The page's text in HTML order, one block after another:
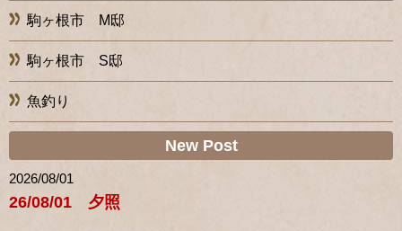
駒ヶ根市 M邸
駒ヶ根市 S邸
魚釣り
New Post
2026/08/01
26/08/01 夕照